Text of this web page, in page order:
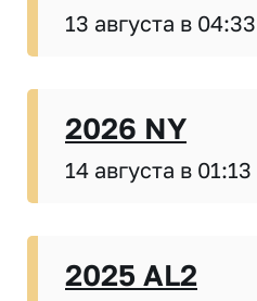
13 августа в 04:33
2026 NY
14 августа в 01:13
2025 AL2